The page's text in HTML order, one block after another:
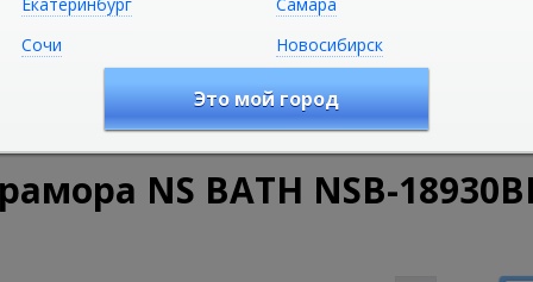
Сантехника Климатическая
Ванны Ванны из камня Ванна из литьевого
NS BATH NSB-
Сочи Новосибирск
Это мой город